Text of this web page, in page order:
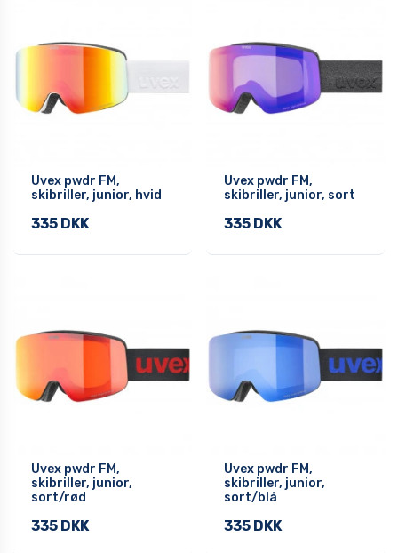
Uvex pwdr FM,
skibriller, junior, hvid
335 DKK
Uvex pwdr FM,
skibriller, junior, sort
335 DKK
Uvex pwdr FM,
skibriller, junior,
sort/rød
335 DKK
Uvex pwdr FM,
skibriller, junior,
sort/blå
335 DKK